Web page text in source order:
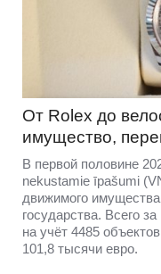
От Rolex до
имущество,
В первой половине
nekustamie īpašumi
движимого
государства. Всего
на учёт 4485
101,8 тысячи евро.